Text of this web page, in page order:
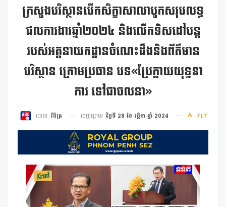
ក្រសួងបរិស្ថានបើកសិក្ខាសាលាបូកសរុបលទ្ធ
ផលការងារឆ្នាំ២០២៤ និងលើកទិសដៅបន្ត
របស់អគ្គនាយកដ្ឋានចំណេះដឹងនិងព័ត៌មាន
បរិស្ថាន ក្រោមប្រធាន បទ«ប្រែក្លាយយុទ្ធនា
ការ ទៅជាចលនា»
ដោយ វិចិត្រ ចេញផ្សាយ ថ្ងៃទី 28 ខែ វច្ឆិកា ឆ្នាំ 2024 717